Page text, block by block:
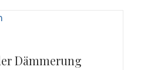
Dämmerung